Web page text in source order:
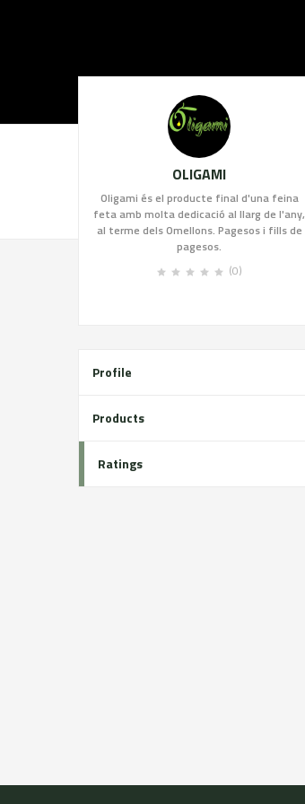
OLIGAMI
Oligami és el producte final d'una feina
feta amb molta dedicació al llarg de l'any,
al terme dels Omellons. Pagesos i fills de
pagesos.
(0)
Profile
Products
Ratings